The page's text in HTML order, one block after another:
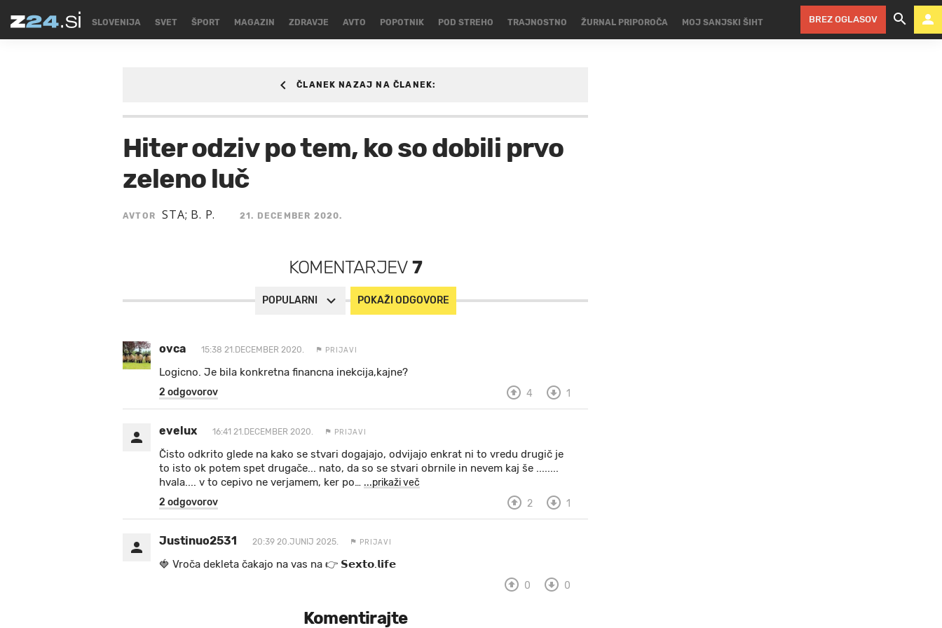
SLOVENIJA SVET ŠPORT MAGAZIN ZDRAVJE AVTO POPOTNIK POD STREHO TRAJNOSTNO ŽURNAL PRIPOROČA MOJ SANJSKI ŠIHT BREZ OGLASOV
Hiter odziv po tem, ko so dobili prvo
zeleno luč
AVTOR STA; B. P. 21. DECEMBER 2020.
ČLANEK NAZAJ NA ČLANEK:
KOMENTARJEV7
POPULARNI POKAŽI ODGOVORE
ovca 15:38 21.DECEMBER 2020. PRIJAVI
Logicno. Je bila konkretna financna inekcija,kajne?
2 odgovorov 4 1
evelux 16:41 21.DECEMBER 2020. PRIJAVI
Čisto odkrito glede na kako se stvari dogajajo, odvijajo enkrat ni to vredu drugič je
to isto ok potem spet drugače... nato, da so se stvari obrnile in nevem kaj še ........
hvala.... v to cepivo ne verjamem, ker po… ...prikaži več
2 odgovorov
2 1
Justinuo2531 20:39 20.JUNIJ 2025. PRIJAVI
🍓 V r o č a d e k l e t a ča k a jo na va s n a 👉 𝗦𝗲𝘅𝘁𝗼.𝗹𝗶𝗳𝗲
0 0
Komentirajte